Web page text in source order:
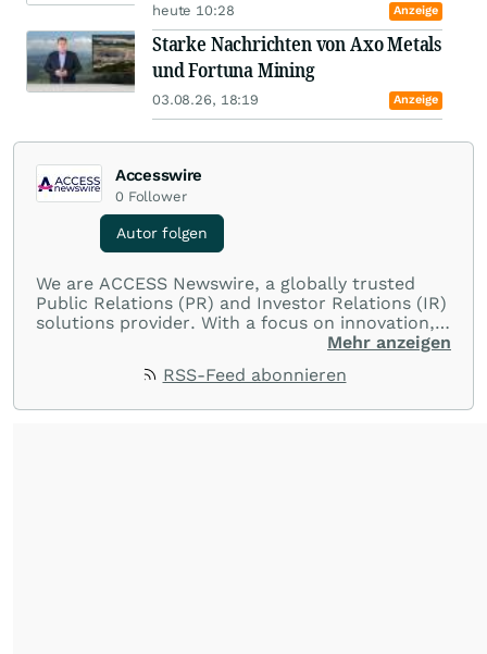
heute 10:28 Anzeige
Starke Nachrichten von Axo Metals
und Fortuna Mining
03.08.26, 18:19 Anzeige
Accesswire
0 Follower
Autor folgen
We are ACCESS Newswire, a globally trusted
Public Relations (PR) and Investor Relations (IR)
solutions provider. With a focus on innovation,
customer service, and value-driven offerings,
with their audiences where it matters most.
Mehr anzeigen
RSS-Feed abonnieren